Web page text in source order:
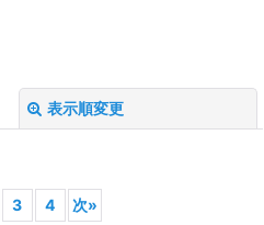
表示順変更
3 4 次»